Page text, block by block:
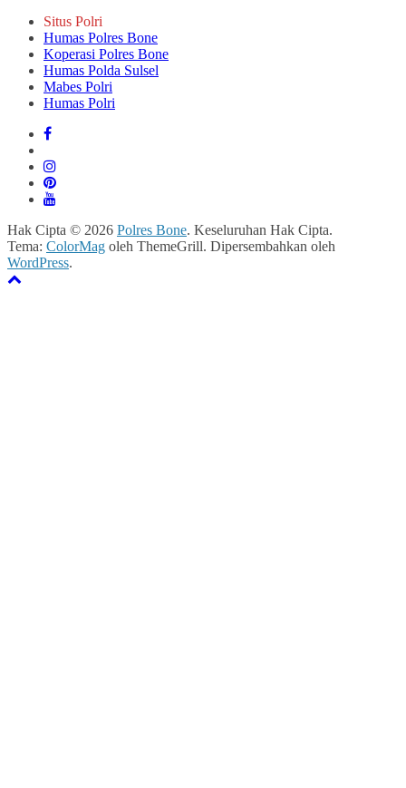
Situs Polri
Humas Polres Bone
Koperasi Polres Bone
Humas Polda Sulsel
Mabes Polri
Humas Polri
Hak Cipta © 2026 Polres Bone. Keseluruhan Hak Cipta.
Tema: ColorMag oleh ThemeGrill. Dipersembahkan oleh
WordPress.